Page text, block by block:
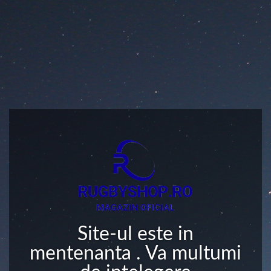
Site-ul este in
mentenanta . Va multumi